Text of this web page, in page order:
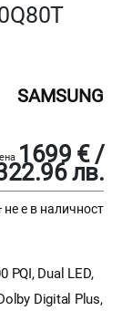
SAMSUNG
1699 € /
лв.
не е в наличност
PQI, Dual LED,
Digital Plus,